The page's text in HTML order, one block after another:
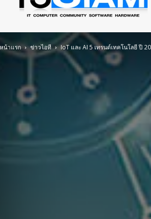
ไอที
ข้อมูล
ข่าวสาร
เกี่ยว
เทคโนโลยี
หน้าแรก ข่าวไอที IoT และ AI 5 เทรนด์เทคโนโลยี ปี